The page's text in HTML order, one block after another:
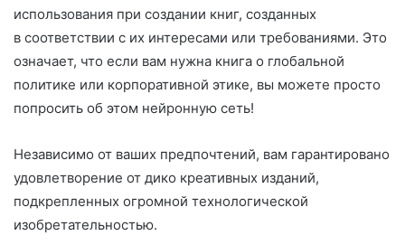
использования при создании книг, созданных
в соответствии с их интересами или требованиями. Это
означает, что если вам нужна книга о глобальной
политике или корпоративной этике, вы можете просто
попросить об этом нейронную сеть!
Независимо от ваших предпочтений, вам гарантировано
удовлетворение от дико креативных изданий,
подкрепленных огромной технологической
изобретательностью.